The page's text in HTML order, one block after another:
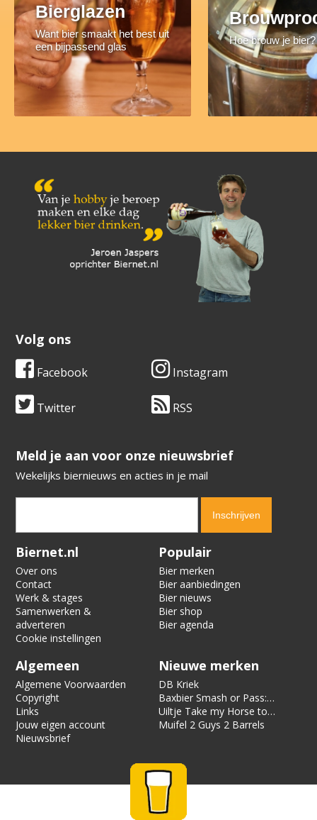
Bierglazen
Want bier smaakt het best uit
een bijpassend glas
Hoe brouw je bier?
Volg ons
Facebook Instagram
Twitter RSS
​​​​​​​Meld je aan voor onze nieuwsbrief
Wekelijks biernieuws en acties in je mail
Verification code:
Biernet.nl
Over ons
Contact
Werk & stages
Samenwerken &
adverteren
Cookie instellingen
Populair
Bier merken
Bier aanbiedingen
Bier nieuws
Bier shop
Bier agenda
Algemeen
Algemene Voorwaarden
Copyright
Links
Jouw eigen account
Nieuwsbrief
Nieuwe merken
DB Kriek
Baxbier Smash or Pass:
Strata
Uiltje Take my Horse to
the Hotel Room
Muifel 2 Guys 2 Barrels